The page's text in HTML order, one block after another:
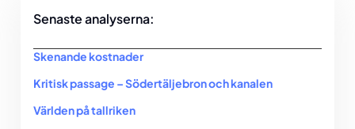
Senaste analyserna:
Skenande kostnader
Kritisk passage – Södertäljebron och kanalen
Världen på tallriken